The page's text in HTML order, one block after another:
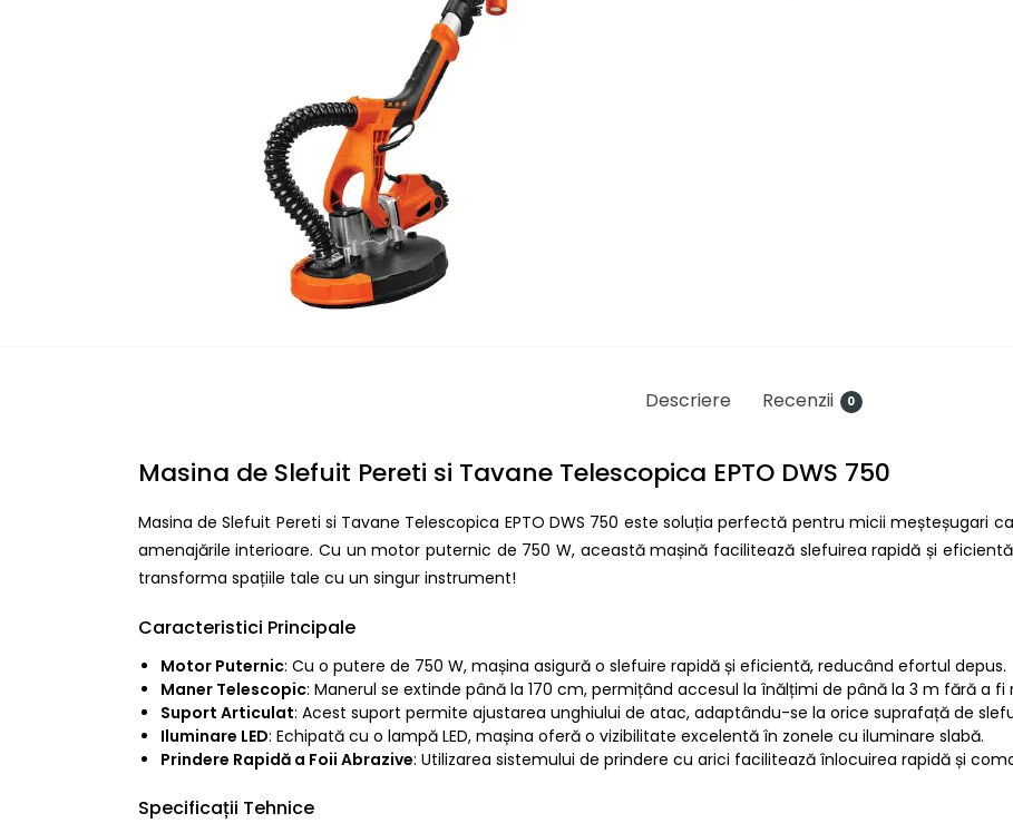
Descriere Recenzii 0
Masina de Slefuit Pereti si Tavane Telescopica EPTO DWS 750
Masina de Slefuit Pereti si Tavane Telescopica EPTO DWS 750 este soluția perfectă pentru micii meșteșugari
amenajările interioare. Cu un motor puternic de 750 W, această mașină facilitează slefuirea rapidă și
transforma spațiile tale cu un singur instrument!
Caracteristici Principale
Motor Puternic: Cu o putere de 750 W, mașina asigură o slefuire rapidă și eficientă, reducând efortul depus.
Maner Telescopic: Manerul se extinde până la 170 cm, permițând accesul la înălțimi de până la 3 m fără a fi
Suport Articulat: Acest suport permite ajustarea unghiului de atac, adaptându-se la orice suprafață de
Iluminare LED: Echipată cu o lampă LED, mașina oferă o vizibilitate excelentă în zonele cu iluminare slabă.
Prindere Rapidă a Foii Abrazive: Utilizarea sistemului de prindere cu arici facilitează înlocuirea rapidă și
Specificații Tehnice